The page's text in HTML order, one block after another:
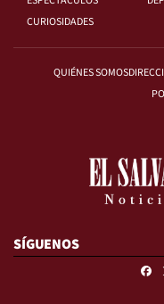
CURIOSIDADES
QUIÉNES SOMOS
SÍGUENOS